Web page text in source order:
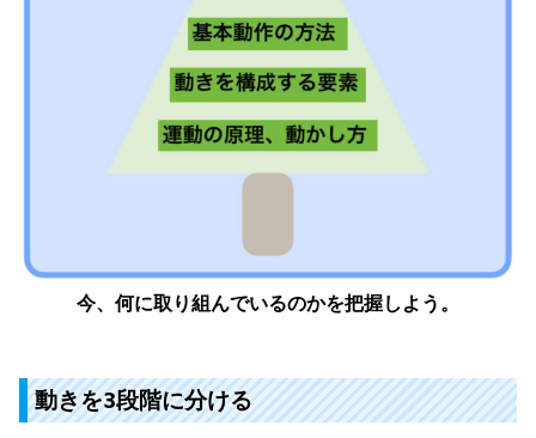
今、何に取り組んでいるのかを把握しよう。
動きを3段階に分ける